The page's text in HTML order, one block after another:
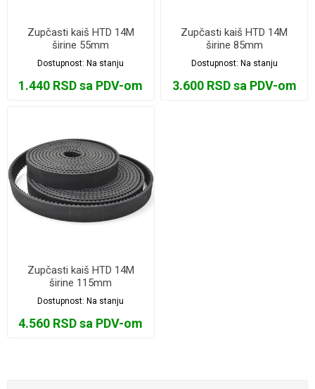
Zupčasti kaiš HTD 14M
širine 55mm
Dostupnost:Na stanju
1.440 RSD sa PDV-om
Zupčasti kaiš HTD 14M
širine 85mm
Dostupnost: Na stanju
3.600 RSD sa PDV-om
Zupčasti kaiš HTD 14M
širine 115mm
Dostupnost: Na stanju
4.560 RSD sa PDV-om